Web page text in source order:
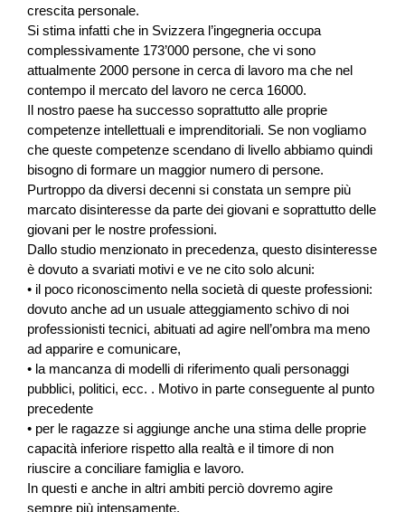
crescita personale.
Si stima infatti che in Svizzera l’ingegneria occupa
complessivamente 173’000 persone, che vi sono
attualmente 2000 persone in cerca di lavoro ma che nel
contempo il mercato del lavoro ne cerca 16000.
Il nostro paese ha successo soprattutto alle proprie
competenze intellettuali e imprenditoriali. Se non vogliamo
che queste competenze scendano di livello abbiamo quindi
bisogno di formare un maggior numero di persone.
Purtroppo da diversi decenni si constata un sempre più
marcato disinteresse da parte dei giovani e soprattutto delle
giovani per le nostre professioni.
Dallo studio menzionato in precedenza, questo disinteresse
è dovuto a svariati motivi e ve ne cito solo alcuni:
• il poco riconoscimento nella società di queste professioni:
dovuto anche ad un usuale atteggiamento schivo di noi
professionisti tecnici, abituati ad agire nell’ombra ma meno
ad apparire e comunicare,
• la mancanza di modelli di riferimento quali personaggi
pubblici, politici, ecc. . Motivo in parte conseguente al punto
precedente
• per le ragazze si aggiunge anche una stima delle proprie
capacità inferiore rispetto alla realtà e il timore di non
riuscire a conciliare famiglia e lavoro.
In questi e anche in altri ambiti perciò dovremo agire
sempre più intensamente.